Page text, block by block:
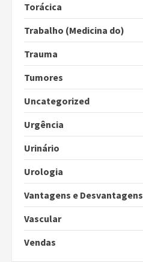
Torácica
Trabalho (Medicina do)
Trauma
Tumores
Uncategorized
Urgência
Urinário
Urologia
Vantagens e Desvantagens
Vascular
Vendas